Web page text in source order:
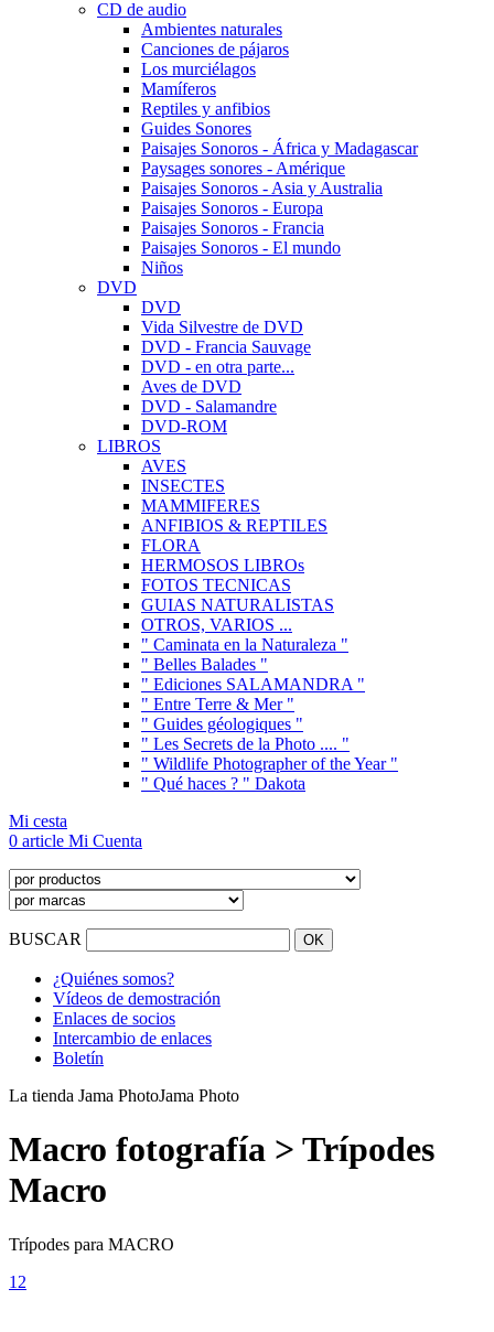
CD de audio
Ambientes naturales
Canciones de pájaros
Los murciélagos
Mamíferos
Reptiles y anfibios
Guides Sonores
Paisajes Sonoros - África y Madagascar
Paysages sonores - Amérique
Paisajes Sonoros - Asia y Australia
Paisajes Sonoros - Europa
Paisajes Sonoros - Francia
Paisajes Sonoros - El mundo
Niños
DVD
DVD
Vida Silvestre de DVD
DVD - Francia Sauvage
DVD - en otra parte...
Aves de DVD
DVD - Salamandre
DVD-ROM
LIBROS
AVES
INSECTES
MAMMIFERES
ANFIBIOS & REPTILES
FLORA
HERMOSOS LIBROs
FOTOS TECNICAS
GUIAS NATURALISTAS
OTROS, VARIOS ...
" Caminata en la Naturaleza "
" Belles Balades "
" Ediciones SALAMANDRA "
" Entre Terre & Mer "
" Guides géologiques "
" Les Secrets de la Photo .... "
" Wildlife Photographer of the Year "
" Qué haces ? " Dakota
Mi cesta
0 article Mi Cuenta
BUSCAR
¿Quiénes somos?
Vídeos de demostración
Enlaces de socios
Intercambio de enlaces
Boletín
La tienda Jama PhotoJama Photo
Macro fotografía > Trípodes
Macro
Trípodes para MACRO
1 2